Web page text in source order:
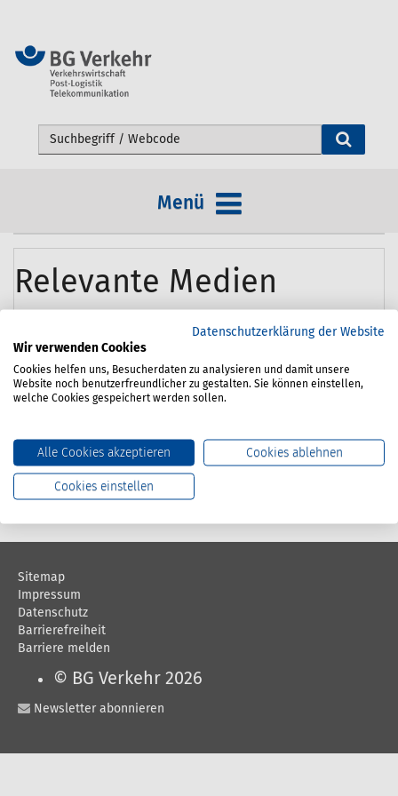
Webseite durchsuchen
Menü
Relevante Medien
Artikel anzeigen
Zum Medienkatalog
Sitemap
Impressum
Datenschutz
Barrierefreiheit
Barriere melden
© BG Verkehr 2026
Newsletter abonnieren
Datenschutzerklärung der Website
Wir verwenden Cookies
Cookies helfen uns, Besucherdaten zu analysieren und damit unsere
Website noch benutzerfreundlicher zu gestalten. Sie können einstellen,
welche Cookies gespeichert werden sollen.
Alle Cookies akzeptieren Cookies ablehnen
Cookies einstellen